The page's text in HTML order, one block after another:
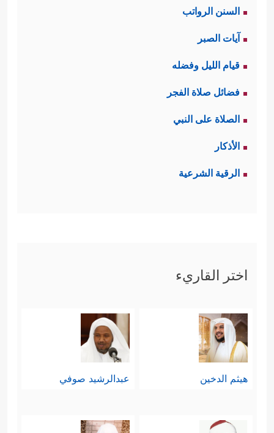
السنن الرواتب
آيات الصبر
قيام الليل وفضله
فضائل صلاة الفجر
الصلاة على النبي
الأذكار
الرقية الشرعية
اختر القاريء
هيثم الدخين عبدالرشيد صوفي